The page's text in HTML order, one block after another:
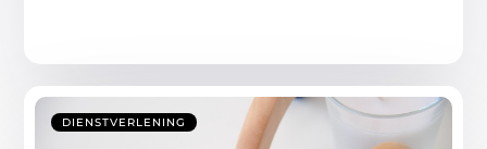
DIENSTVERLENING